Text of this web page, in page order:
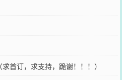
首订，求支持，跪谢！！！）